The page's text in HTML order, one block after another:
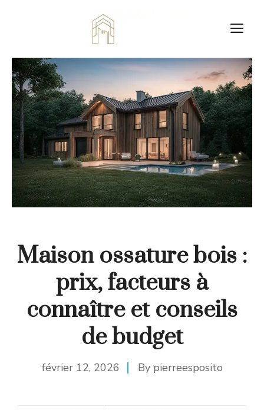
Maison ossature bois :
prix, facteurs à
connaître et conseils
de budget
février 12, 2026 By pierreesposito